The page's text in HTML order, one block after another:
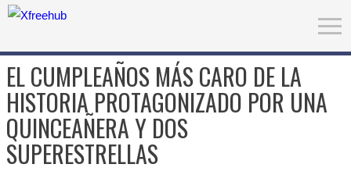
EL CUMPLEAÑOS MÁS CARO DE LA
HISTORIA PROTAGONIZADO POR UNA
QUINCEAÑERA Y DOS
SUPERESTRELLAS